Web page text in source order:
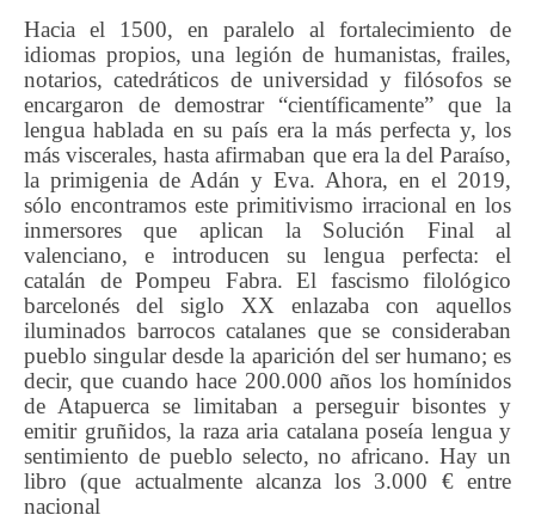
Hacia el 1500, en paralelo al fortalecimiento de
idiomas propios, una legión de humanistas, frailes,
notarios, catedráticos de universidad y filósofos se
encargaron de demostrar “científicamente” que la
lengua hablada en su país era la más perfecta y, los
más viscerales, hasta afirmaban que era la del Paraíso,
la primigenia de Adán y Eva. Ahora, en el 2019,
sólo encontramos este primitivismo irracional en los
inmersores que aplican la Solución Final al
valenciano, e introducen su lengua perfecta: el
catalán de Pompeu Fabra. El fascismo filológico
barcelonés del siglo XX enlazaba con aquellos
iluminados barrocos catalanes que se consideraban
pueblo singular desde la aparición del ser humano; es
decir, que cuando hace 200.000 años los homínidos
de Atapuerca se limitaban a perseguir bisontes y
emitir gruñidos, la raza aria catalana poseía lengua y
sentimiento de pueblo selecto, no africano. Hay un
libro (que actualmente alcanza los 3.000 € entre
nacional